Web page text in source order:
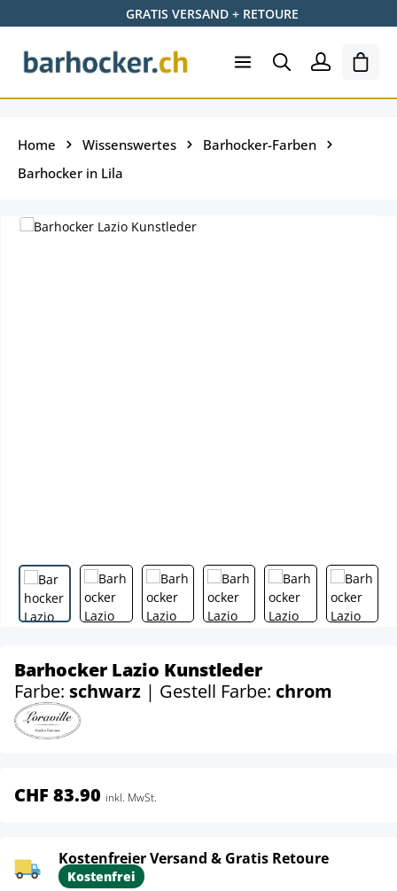
Zum Hauptinhalt springenGRATIS VERSAND + RETOURE
Home Wissenswertes
Barhocker-Farben
Barhocker in Lila
Barhocker Lazio Kunstleder
Farbe: schwarz | Gestell Farbe: chrom
CHF 83.90 inkl. MwSt.
Kostenfreier Versand & Gratis Retoure
Kostenfrei